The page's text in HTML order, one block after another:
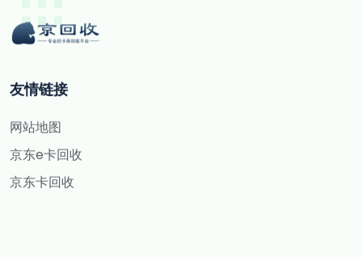
友情链接
网站地图
京东e卡回收
京东卡回收